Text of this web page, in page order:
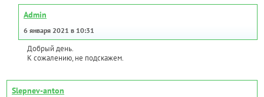
Admin
6 января 2021 в 10:31
Добрый день.
К сожалению, не подскажем.
Slepnev-anton